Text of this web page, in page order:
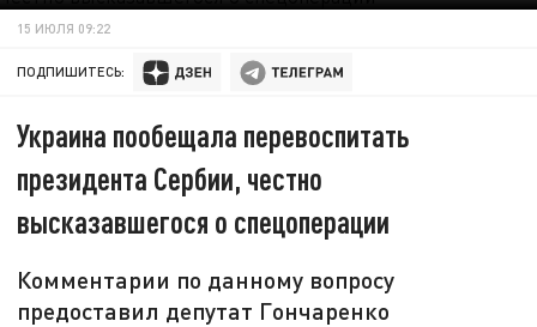
15 ИЮЛЯ 09:22
ПОДПИШИТЕСЬ:
Украина пообещала перевоспитать
президента Сербии, честно
высказавшегося о спецоперации
Комментарии по данному вопросу
предоставил депутат Гончаренко